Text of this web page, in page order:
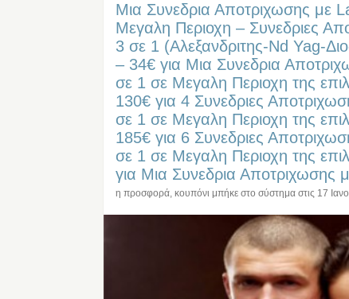
Μια Συνεδρια Αποτριχωσης με
Μεγαλη Περιοχη – Συνεδριες
3 σε 1 (Αλεξανδριτης-Nd Yag-
– 34€ για Μια Συνεδρια
σε 1 σε Μεγαλη Περιοχη της
130€ για 4 Συνεδριες
σε 1 σε Μεγαλη Περιοχη της
185€ για 6 Συνεδριες
σε 1 σε Μεγαλη Περιοχη της
για Μια Συνεδρια
η προσφορά, κουπόνι μπήκε στο σύστημα στις 17